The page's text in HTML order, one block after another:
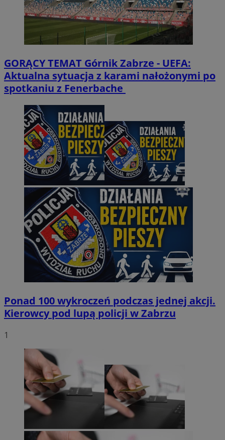
GORĄCY TEMAT Górnik Zabrze - UEFA:
Aktualna sytuacja z karami nałożonymi po
spotkaniu z Fenerbache
Ponad 100 wykroczeń podczas jednej akcji.
Kierowcy pod lupą policji w Zabrzu
1